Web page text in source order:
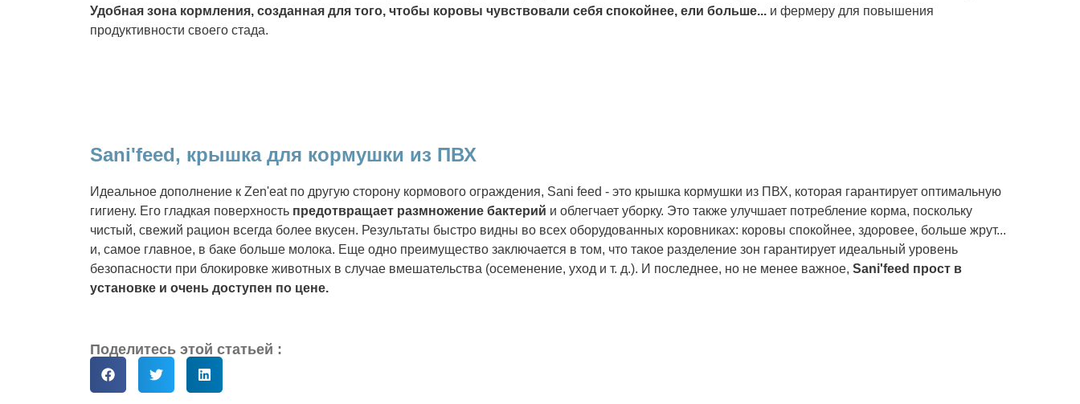
Удобная зона кормления, созданная для того, чтобы коровы чувствовали себя спокойнее, ели больше... и фермеру для повышения
продуктивности своего стада.
Sani'feed, крышка для кормушки из ПВХ
Идеальное дополнение к Zen'eat по другую сторону кормового ограждения, Sani feed - это крышка кормушки из ПВХ, которая гарантирует оптимальную
гигиену. Его гладкая поверхность предотвращает размножение бактерий и облегчает уборку. Это также улучшает потребление корма, поскольку
чистый, свежий рацион всегда более вкусен. Результаты быстро видны во всех оборудованных коровниках: коровы спокойнее, здоровее, больше жрут...
и, самое главное, в баке больше молока. Еще одно преимущество заключается в том, что такое разделение зон гарантирует идеальный уровень
безопасности при блокировке животных в случае вмешательства (осеменение, уход и т. д.). И последнее, но не менее важное, Sani'feed прост в
установке и очень доступен по цене.
Поделитесь этой статьей :